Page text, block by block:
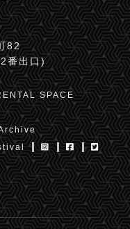
82
番出口)
SPACE